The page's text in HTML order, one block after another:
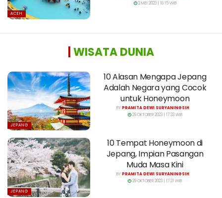
ACEH
2 MEI 2023 | 16:15 WIB
WISATA DUNIA
JEPANG
10 Alasan Mengapa Jepang
Adalah Negara yang Cocok
untuk Honeymoon
BYPRAMITA DEWI SURYANINGSIH
29 OKTOBER 2023 | 17:33 WIB
JEPANG
10 Tempat Honeymoon di
Jepang, Impian Pasangan
Muda Masa Kini
BYPRAMITA DEWI SURYANINGSIH
29 OKTOBER 2023 | 17:21 WIB